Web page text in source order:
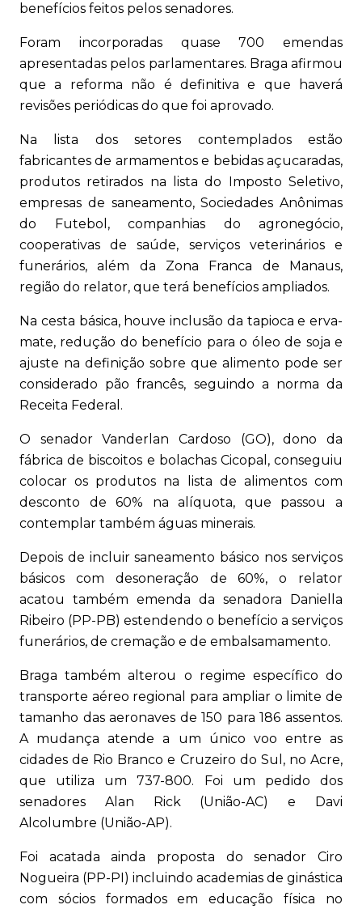
benefícios feitos pelos senadores.
Foram incorporadas quase 700 emendas
apresentadas pelos parlamentares. Braga afirmou
que a reforma não é definitiva e que haverá
revisões periódicas do que foi aprovado.
Na lista dos setores contemplados estão
fabricantes de armamentos e bebidas açucaradas,
produtos retirados na lista do Imposto Seletivo,
empresas de saneamento, Sociedades Anônimas
do Futebol, companhias do agronegócio,
cooperativas de saúde, serviços veterinários e
funerários, além da Zona Franca de Manaus,
região do relator, que terá benefícios ampliados.
Na cesta básica, houve inclusão da tapioca e erva-
mate, redução do benefício para o óleo de soja e
ajuste na definição sobre que alimento pode ser
considerado pão francês, seguindo a norma da
Receita Federal.
O senador Vanderlan Cardoso (GO), dono da
fábrica de biscoitos e bolachas Cicopal, conseguiu
colocar os produtos na lista de alimentos com
desconto de 60% na alíquota, que passou a
contemplar também águas minerais.
Depois de incluir saneamento básico nos serviços
básicos com desoneração de 60%, o relator
acatou também emenda da senadora Daniella
Ribeiro (PP-PB) estendendo o benefício a serviços
funerários, de cremação e de embalsamamento.
Braga também alterou o regime específico do
transporte aéreo regional para ampliar o limite de
tamanho das aeronaves de 150 para 186 assentos.
A mudança atende a um único voo entre as
cidades de Rio Branco e Cruzeiro do Sul, no Acre,
que utiliza um 737-800. Foi um pedido dos
senadores Alan Rick (União-AC) e Davi
Alcolumbre (União-AP).
Foi acatada ainda proposta do senador Ciro
Nogueira (PP-PI) incluindo academias de ginástica
com sócios formados em educação física no